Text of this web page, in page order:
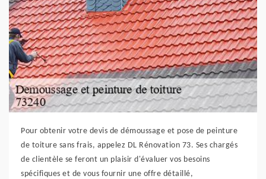
Pour obtenir votre devis de démoussage et pose de peinture
de toiture sans frais, appelez DL Rénovation 73. Ses chargés
de clientèle se feront un plaisir d'évaluer vos besoins
spécifiques et de vous fournir une offre détaillé,